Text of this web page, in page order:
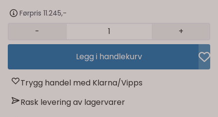
Førpris 11.245,-
- +
Legg i handlekurv
Trygg handel med Klarna/Vipps
Rask levering av lagervarer